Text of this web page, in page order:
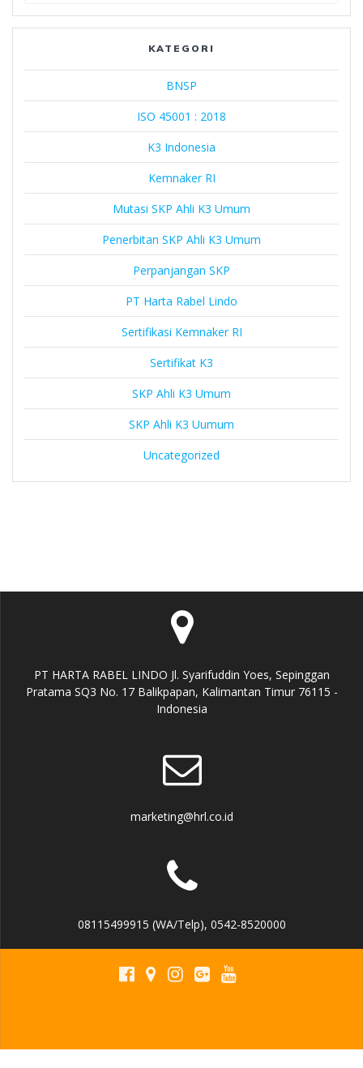
Rabel
KATEGORI
BNSP
ISO 45001 : 2018
K3 Indonesia
Kemnaker RI
Mutasi SKP Ahli K3 Umum
Penerbitan SKP Ahli K3 Umum
Perpanjangan SKP
PT Harta Rabel Lindo
Sertifikasi Kemnaker RI
Sertifikat K3
SKP Ahli K3 Umum
SKP Ahli K3 Uumum
Uncategorized
PT HARTA RABEL LINDO Jl. Syarifuddin Yoes, Sepinggan
Pratama SQ3 No. 17 Balikpapan, Kalimantan Timur 76115 -
Indonesia
marketing@hrl.co.id
08115499915 (WA/Telp), 0542-8520000